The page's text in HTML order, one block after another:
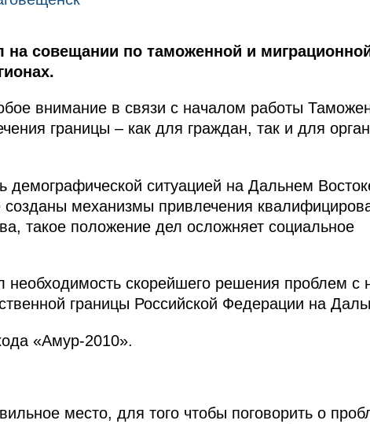
на совещании по таможенной и
внимание в связи с началом работы
границы – как для граждан, так и для
демографической ситуацией на Дальнем
созданы механизмы привлечения
такое положение дел осложняет социальное
необходимость скорейшего решения проблем с
границы Российской Федерации на
«Амур-2010».
место, для того чтобы поговорить о